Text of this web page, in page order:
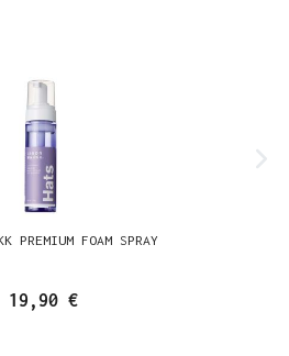
PREMIUM FOAM SPRAY
19,90 €